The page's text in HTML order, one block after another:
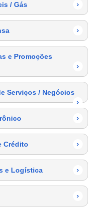
/ Gás ›
›
e Promoções
›
Serviços / Negócios
›
›
Crédito ›
e Logística ›
›